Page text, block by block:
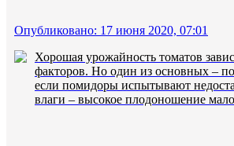
Опубликовано: 17 июня 2020, 07:01
Хорошая урожайность томатов
факторов. Но один из основных –
если помидоры испытывают
влаги – высокое плодоношение